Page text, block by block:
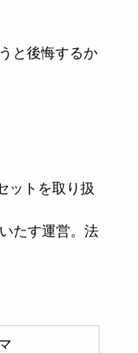
と後悔するか
ットを取り扱
たす運営。法